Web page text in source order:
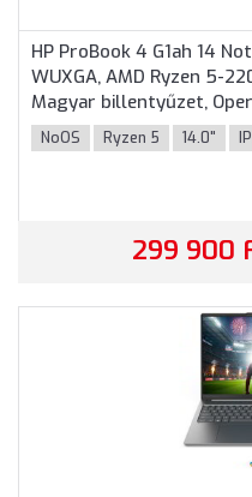
HP ProBook 4 G1ah 14
WUXGA, AMD Ryzen 5-
Magyar billentyűzet,
garancia, Ezüst színben
NoOS Ryzen 5 14.0"
299 900